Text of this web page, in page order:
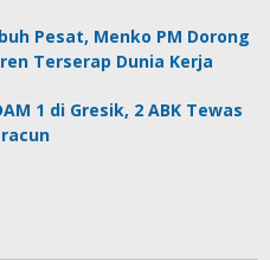
Pesat, Menko PM Dorong
Terserap Dunia Kerja
1 di Gresik, 2 ABK Tewas